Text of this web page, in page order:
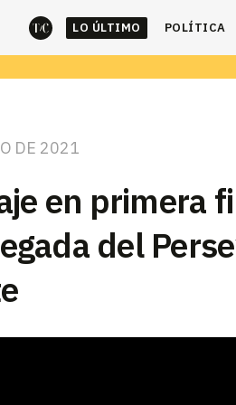
LO ÚLTIMO POLÍTICA
REPORTAJES
para buscar
DE 2021
en primera
del